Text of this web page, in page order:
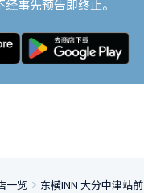
事先预告即终止。
一览 东横INN 大分中津站前